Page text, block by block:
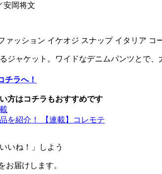
岡将文
ジャケット。ワイドなデニムパンツとで
チラへ！
方はコチラもおすすめです
を紹介！ 【連載】コレモテ
いね！」しよう
お届けします。